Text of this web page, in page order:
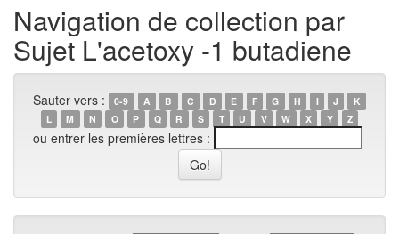
Navigation de collection par
Sujet L'acetoxy -1 butadiene
Sauter vers : 0-9 A B C D E F G H I J
K
L
M N O P Q R S T U V W X Y Z
ou entrer les premières lettres :